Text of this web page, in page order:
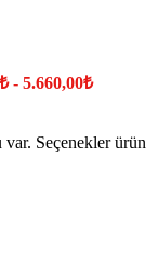
- 5.660,00₺
Seçenekler ürün